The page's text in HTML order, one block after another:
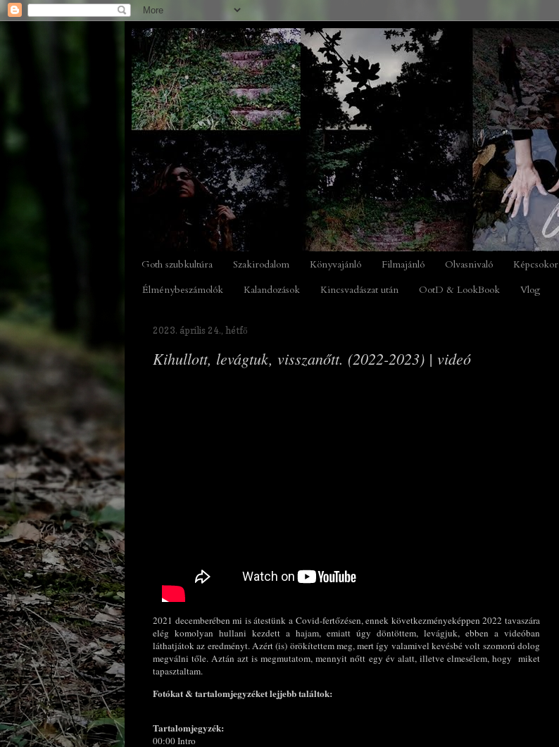
Goth szubkultúra Szakirodalom Könyvajánló Filmajánló Olvasnivaló Képcsokor
Élménybeszámolók
Kalandozások Kincsvadászat után OotD & LookBook Vlog
2023. április 24., hétfő
Kihullott, levágtuk, visszanőtt. (2022-2023) | videó
2021 decemberében mi is átestünk a Covid-fertőzésen, ennek következményeképpen 2022 tavaszára
elég komolyan hullani kezdett a hajam, emiatt úgy döntöttem, levágjuk, ebben a videóban
láthatjátok az eredményt. Azért (is) örökítettem meg, mert így valamivel kevésbé volt szomorú dolog
megválni tőle. Aztán azt is megmutatom, mennyit nőtt egy év alatt, illetve elmesélem, hogy miket
tapasztaltam.
Fotókat & tartalomjegyzéket lejjebb találtok:
Tartalomjegyzék:
00:00 Intro